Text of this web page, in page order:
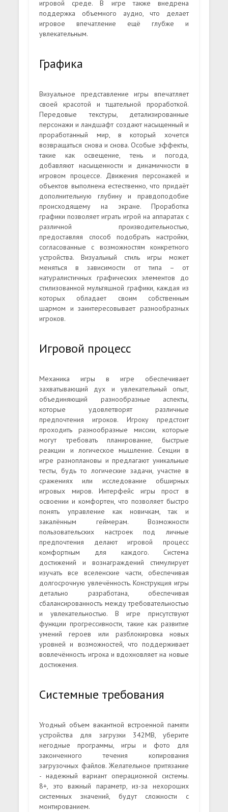
игровой среде. В игре также внедрена
поддержка объемного аудио, что делает
игровое впечатление ещё глубже и
увлекательным.
Графика
Визуальное представление игры впечатляет
своей красотой и тщательной проработкой.
Передовые текстуры, детализированные
персонажи и ландшафт создают насыщенный и
проработанный мир, в который хочется
возвращаться снова и снова. Особые эффекты,
такие как освещение, тень и погода,
добавляют насыщенности и динамичности в
игровом процессе. Движения персонажей и
объектов выполнена естественно, что придаёт
дополнительную глубину и правдоподобие
происходящему на экране. Проработка
графики позволяет играть игрой на аппаратах с
различной производительностью,
предоставляя способ подобрать настройки,
согласованные с возможностям конкретного
устройства. Визуальный стиль игры может
меняться в зависимости от типа – от
натуралистичных графических элементов до
стилизованной мультяшной графики, каждая из
которых обладает своим собственным
шармом и заинтересовывает разнообразных
игроков.
Игровой процесс
Механика игры в игре обеспечивает
захватывающий дух и увлекательный опыт,
объединяющий разнообразные аспекты,
которые удовлетворят различные
предпочтения игроков. Игроку предстоит
проходить разнообразные миссии, которые
могут требовать планирование, быстрые
реакции и логическое мышление. Секции в
игре разноплановы и предлагают уникальные
тесты, будь то логические задачи, участие в
сражениях или исследование обширных
игровых миров. Интерфейс игры прост в
освоении и комфортен, что позволяет быстро
понять управление как новичкам, так и
закалённым геймерам. Возможности
пользовательских настроек под личные
предпочтения делают игровой процесс
комфортным для каждого. Система
достижений и вознаграждений стимулирует
изучать все вселенские части, обеспечивая
долгосрочную увлечённость. Конструкция игры
детально разработана, обеспечивая
сбалансированность между требовательностью
и увлекательностью. В игре присутствуют
функции прогрессивности, такие как развитие
умений героев или разблокировка новых
уровней и возможностей, что поддерживает
вовлечённость игрока и вдохновляет на новые
достижения.
Системные требования
Угодный объем вакантной встроенной памяти
устройства для загрузки 342MB, уберите
негодные программы, игры и фото для
законченного течения копирования
загрузочных файлов. Желательное притязание
- надежный вариант операционной системы.
8+, это важный параметр, из-за нехороших
системных значений, будут сложности с
монтированием.